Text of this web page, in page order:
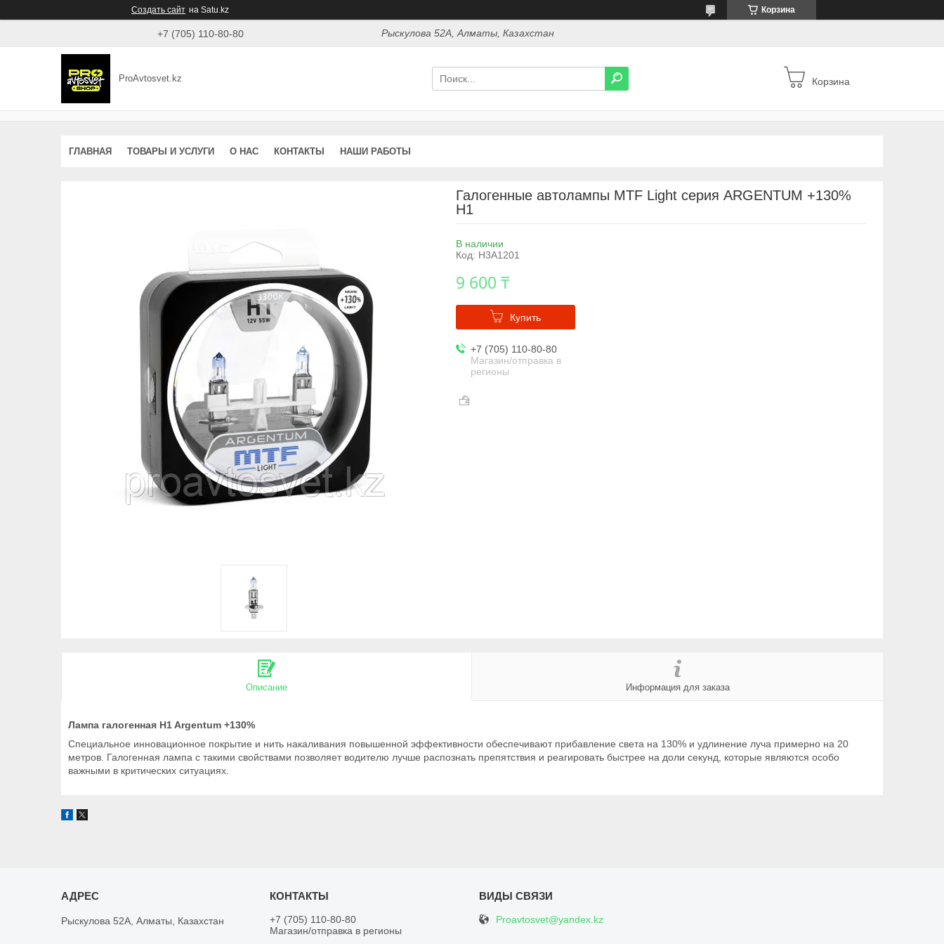
Создать сайт на Satu.kz Корзина
+7 (705) 110-80-80 Рыскулова 52А, Алматы, Казахстан
ProAvtosvet.kz Корзина
ГЛАВНАЯ ТОВАРЫ И УСЛУГИ О НАС КОНТАКТЫ НАШИ РАБОТЫ
Галогенные автолампы MTF Light серия ARGENTUM +130%
H1
В наличии
Код: H3A1201
9 600 ₸
Купить
+7 (705) 110-80-80
Магазин/отправка в
регионы
Описание Информация для заказа
Лампа галогенная H1 Argentum +130%
Специальное инновационное покрытие и нить накаливания повышенной эффективности обеспечивают прибавление света на 130% и удлинение луча примерно на 20
метров. Галогенная лампа с такими свойствами позволяет водителю лучше распознать препятствия и реагировать быстрее на доли секунд, которые являются особо
важными в критических ситуациях.
Рыскулова 52А, Алматы, Казахстан
+7 (705) 110-80-80
Магазин/отправка в регионы
Proavtosvet@yandex.kz